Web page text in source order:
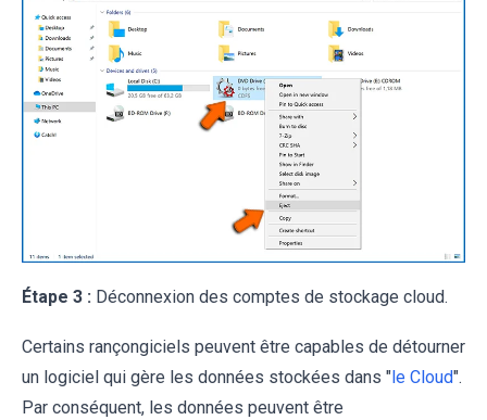
Étape 3 : Déconnexion des comptes de stockage cloud.
Certains rançongiciels peuvent être capables de détourner
un logiciel qui gère les données stockées dans "le Cloud".
Par conséquent, les données peuvent être